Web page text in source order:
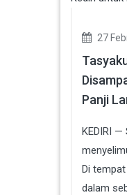
27
Panji
KEDIRI —
Di
dalam